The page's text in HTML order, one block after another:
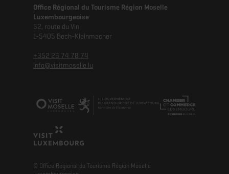
Office Régional du Tourisme Région Moselle
Luxembourgeoise
52, route du Vin
L-5405 Bech-Kleinmacher
+352 26 74 78 74
info@visitmoselle.lu
© Office Régional du Tourisme Région Moselle